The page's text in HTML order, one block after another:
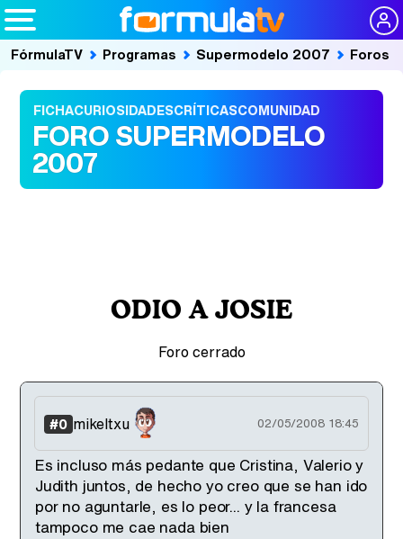
FórmulaTV Programas Supermodelo 2007 Foros
FICHACURIOSIDADESCRÍTICASCOMUNIDAD
FORO SUPERMODELO
2007
ODIO A JOSIE
Foro cerrado
#0 mikeltxu 02/05/2008 18:45
Es incluso más pedante que Cristina, Valerio y
Judith juntos, de hecho yo creo que se han ido
por no aguntarle, es lo peor... y la francesa
tampoco me cae nada bien